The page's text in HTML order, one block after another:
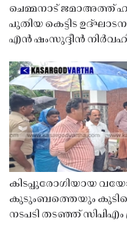
ചെമ്മനാട് ജമാഅത്ത്
പുതിയ കെട്ടിട
എൻ ഷംസുദ്ദീൻ
കിടപ്പുരോഗിയായ
കുടുംബത്തെയും
നടപടി തടഞ്ഞ്